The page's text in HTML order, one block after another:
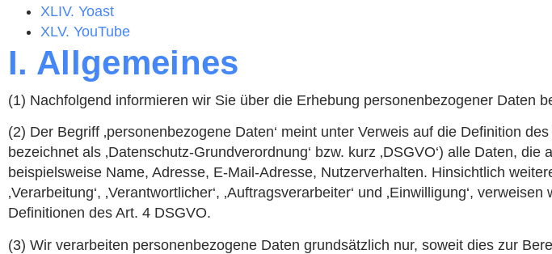
XLIV. Yoast
XLV. YouTube
I. Allgemeines
(1) Nachfolgend informieren wir Sie über die Erhebung personenbezogener Daten
(2) Der Begriff ‚personenbezogene Daten‘ meint unter Verweis auf die Definition
bezeichnet als ‚Datenschutz-Grundverordnung‘ bzw. kurz ‚DSGVO‘) alle Daten,
beispielsweise Name, Adresse, E-Mail-Adresse, Nutzerverhalten. Hinsichtlich
‚Verarbeitung‘, ‚Verantwortlicher‘, ‚Auftragsverarbeiter‘ und ‚Einwilligung‘,
Definitionen des Art. 4 DSGVO.
(3) Wir verarbeiten personenbezogene Daten grundsätzlich nur, soweit dies zur